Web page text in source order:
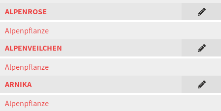
ALPENROSE
Alpenpflanze
ALPENVEILCHEN
Alpenpflanze
ARNIKA
Alpenpflanze